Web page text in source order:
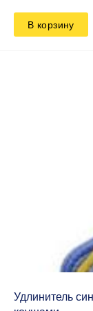
В корзину
Удлинитель